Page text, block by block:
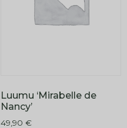
Luumu ‘Mirabelle de
Nancy’
49,90 €